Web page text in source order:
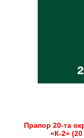
Прапор 20-та
«К-2»